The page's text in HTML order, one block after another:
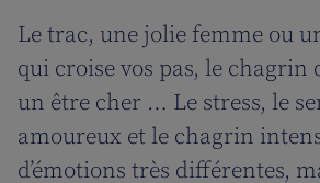
Le trac, une jolie femme ou
qui croise vos pas, le chagrin
un être cher … Le stress, le
amoureux et le chagrin
d’émotions très différentes,